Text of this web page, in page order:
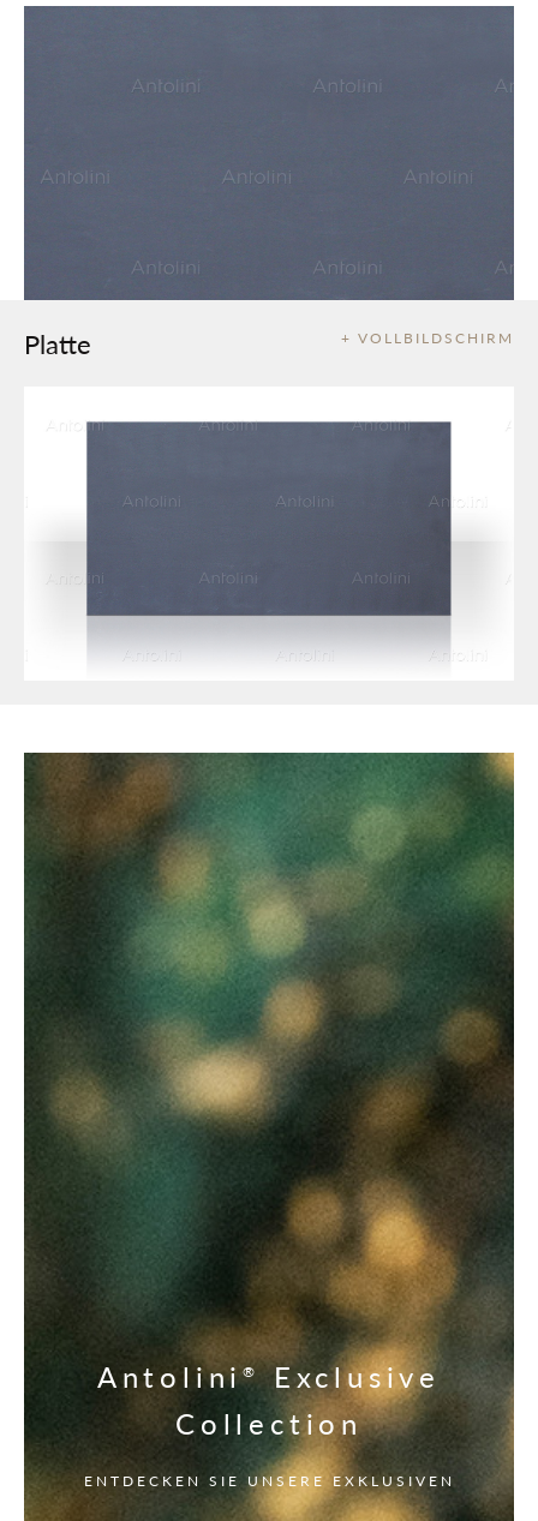
+ VOLLBILDSCHIRM
Platte
Antolini® Exclusive
Collection
ENTDECKEN SIE UNSERE EXKLUSIVEN